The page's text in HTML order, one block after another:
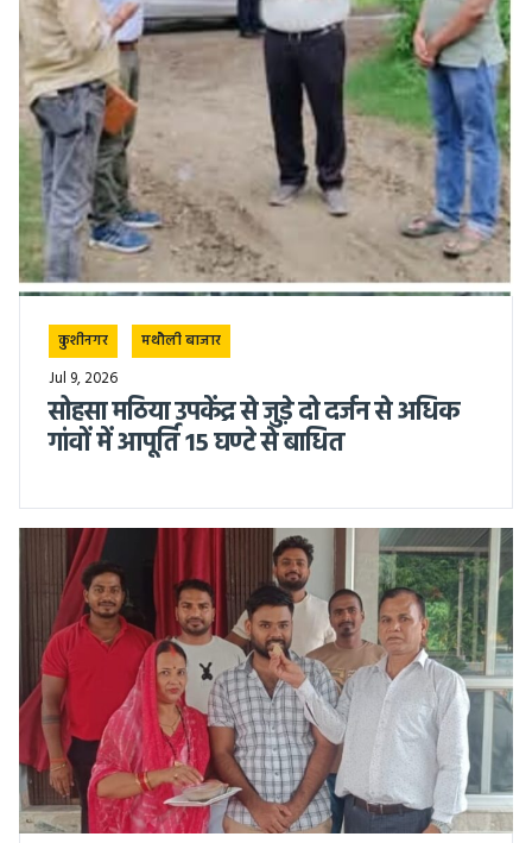
कुशीनगर मथौली बाजार
Jul 9, 2026
सोहसा मठिया उपकेंद्र से जुड़े दो दर्जन से अधिक
गांवों में आपूर्ति 15 घण्टे से बाधित